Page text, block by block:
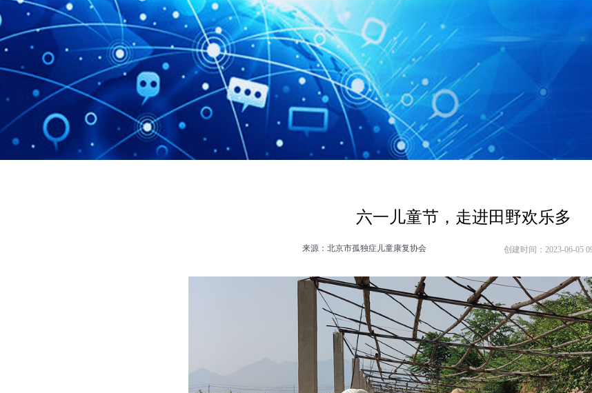
六一儿童节，走进田野欢乐多
来源：北京市孤独症儿童康复协会 创建时间： 2023-06-05